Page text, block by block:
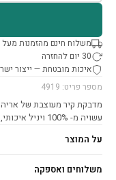
משלוח חינם מהזמנות מעל 300₪
30 יום להחזרה
איכות מובטחת — ייצור
מספר פריט: 4919
מדבקת קיר מעוצבת של
עשויה מ- 100% ויניל איכותי, קלה להדבקה והסרה…
על המוצר
משלוחים ואספקה